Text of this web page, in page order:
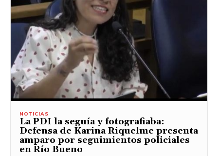
NOTICIAS
La PDI la seguía y fotografiaba:
Defensa de Karina Riquelme presenta
amparo por seguimientos policiales
en Río Bueno